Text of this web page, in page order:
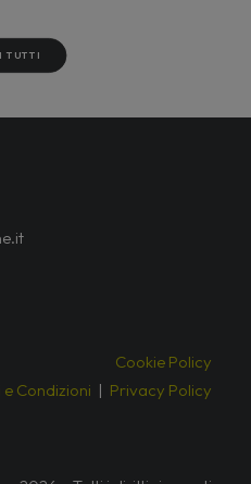
TUTTI
Cookie Policy
e Condizioni | Privacy Policy